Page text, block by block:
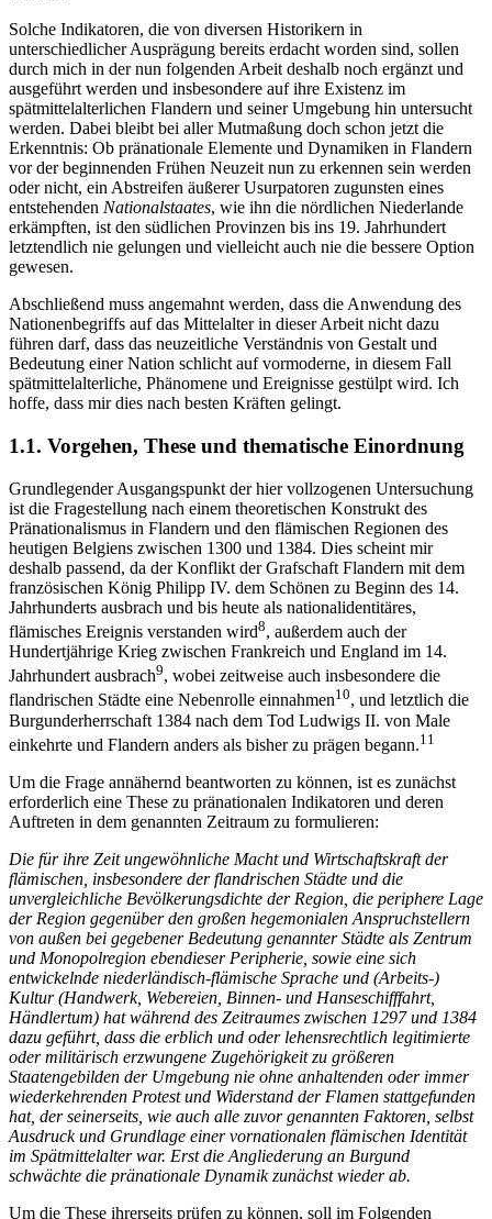
Solche Indikatoren, die von diversen Historikern in
unterschiedlicher Ausprägung bereits erdacht worden sind, sollen
durch mich in der nun folgenden Arbeit deshalb noch ergänzt und
ausgeführt werden und insbesondere auf ihre Existenz im
spätmittelalterlichen Flandern und seiner Umgebung hin untersucht
werden. Dabei bleibt bei aller Mutmaßung doch schon jetzt die
Erkenntnis: Ob pränationale Elemente und Dynamiken in Flandern
vor der beginnenden Frühen Neuzeit nun zu erkennen sein werden
oder nicht, ein Abstreifen äußerer Usurpatoren zugunsten eines
entstehenden Nationalstaates, wie ihn die nördlichen Niederlande
erkämpften, ist den südlichen Provinzen bis ins 19. Jahrhundert
letztendlich nie gelungen und vielleicht auch nie die bessere Option
gewesen.
Abschließend muss angemahnt werden, dass die Anwendung des
Nationenbegriffs auf das Mittelalter in dieser Arbeit nicht dazu
führen darf, dass das neuzeitliche Verständnis von Gestalt und
Bedeutung einer Nation schlicht auf vormoderne, in diesem Fall
spätmittelalterliche, Phänomene und Ereignisse gestülpt wird. Ich
hoffe, dass mir dies nach besten Kräften gelingt.
1.1. Vorgehen, These und thematische Einordnung
Grundlegender Ausgangspunkt der hier vollzogenen Untersuchung
ist die Fragestellung nach einem theoretischen Konstrukt des
Pränationalismus in Flandern und den flämischen Regionen des
heutigen Belgiens zwischen 1300 und 1384. Dies scheint mir
deshalb passend, da der Konflikt der Grafschaft Flandern mit dem
französischen König Philipp IV. dem Schönen zu Beginn des 14.
Jahrhunderts ausbrach und bis heute als nationalidentitäres,
flämisches Ereignis verstanden wird8, außerdem auch der
Hundertjährige Krieg zwischen Frankreich und England im 14.
Jahrhundert ausbrach9, wobei zeitweise auch insbesondere die
flandrischen Städte eine Nebenrolle einnahmen10, und letztlich die
Burgunderherrschaft 1384 nach dem Tod Ludwigs II. von Male
einkehrte und Flandern anders als bisher zu prägen begann.11
Um die Frage annähernd beantworten zu können, ist es zunächst
erforderlich eine These zu pränationalen Indikatoren und deren
Auftreten in dem genannten Zeitraum zu formulieren:
Die für ihre Zeit ungewöhnliche Macht und Wirtschaftskraft der
flämischen, insbesondere der flandrischen Städte und die
unvergleichliche Bevölkerungsdichte der Region, die periphere Lage
der Region gegenüber den großen hegemonialen Anspruchstellern
von außen bei gegebener Bedeutung genannter Städte als Zentrum
und Monopolregion ebendieser Peripherie, sowie eine sich
entwickelnde niederländisch-flämische Sprache und (Arbeits-)
Kultur (Handwerk, Webereien, Binnen- und Hanseschifffahrt,
Händlertum) hat während des Zeitraumes zwischen 1297 und 1384
dazu geführt, dass die erblich und oder lehensrechtlich legitimierte
oder militärisch erzwungene Zugehörigkeit zu größeren
Staatengebilden der Umgebung nie ohne anhaltenden oder immer
wiederkehrenden Protest und Widerstand der Flamen stattgefunden
hat, der seinerseits, wie auch alle zuvor genannten Faktoren, selbst
Ausdruck und Grundlage einer vornationalen flämischen Identität
im Spätmittelalter war. Erst die Angliederung an Burgund
schwächte die pränationale Dynamik zunächst wieder ab.
Um die These ihrerseits prüfen zu können, soll im Folgenden